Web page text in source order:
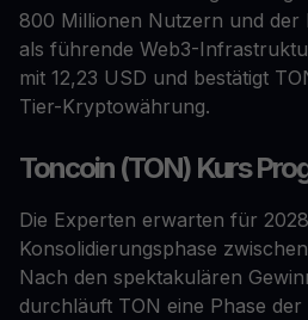
800 Millionen Nutzern und der
als führende Web3-
mit 12,23 USD und bestätigt
Tier-Kryptowährung.
Toncoin (TON) Kurs
Die Experten erwarten für
Konsolidierungsphase
Nach den spektakulären
durchläuft TON eine Phase